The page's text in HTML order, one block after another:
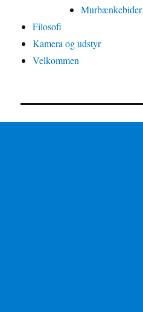
Murbænkebider
Filosofi
Kamera og udstyr
Velkommen